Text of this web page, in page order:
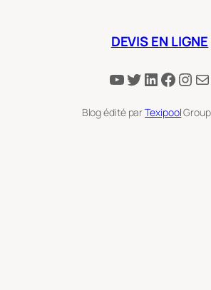
DEVIS EN LIGNE
YouTube
Twitter
LinkedIn
E-
Blog édité parTexipool